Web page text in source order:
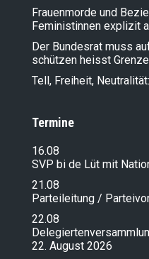
Frauenmorde und
Feministinnen explizit
Der Bundesrat muss
schützen heisst
Tell, Freiheit,
Termine
16.08
SVP bi de Lüt mit
21.08
Parteileitung /
22.08
22. August 2026